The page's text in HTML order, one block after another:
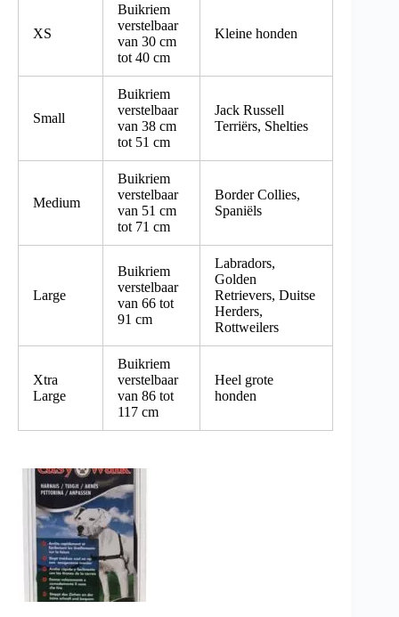
XS
Buikriem
verstelbaar
van 30 cm
tot 40 cm
Kleine honden
Small
Buikriem
verstelbaar
van 38 cm
tot 51 cm
Jack Russell
Terriërs, Shelties
Medium
Buikriem
verstelbaar
van 51 cm
tot 71 cm
Border Collies,
Spaniëls
Large
Buikriem
verstelbaar
van 66 tot
91 cm
Labradors,
Golden
Retrievers, Duitse
Herders,
Rottweilers
Xtra
Large
Buikriem
verstelbaar
van 86 tot
117 cm
Heel grote
honden